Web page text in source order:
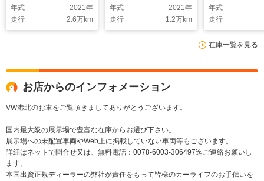
年式 2021年
走行
2.6万km
トモニター レーンキ
ープアシスト 16AW
年式 2021年
走行
1.2万km
シートヒータ
タルメーター
キープアシス
インドスポッ
年式
走行
在庫一覧を見る
お店からのインフォメーション
VW港北のお車をご覧頂きましてありがとうございます。
国内最大級の展示場で豊富な在庫からお選び下さい。
展示場への未配置車両やWeb上に掲載していない車両等もございます。
詳細はネットで問合せ又は、無料電話：0078-6003-306497迄ご連絡お願いし
ます。
本国出資正規ディーラーの弊社が責任をもって皆様のカーライフのお手伝いを